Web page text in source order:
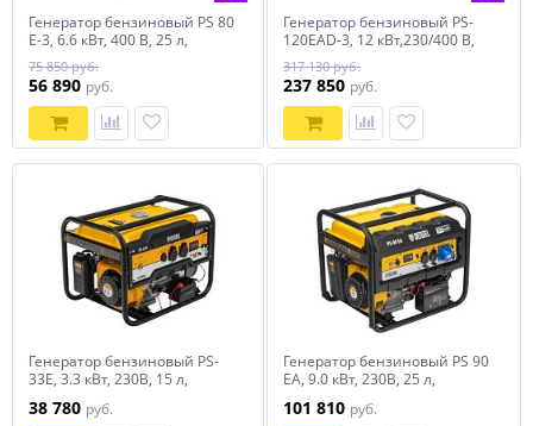
Генератор бензиновый PS 80
E-3, 6.6 кВт, 400 В, 25 л,
электростартер Denzel
75 850 руб.
56 890 руб.
Генератор бензиновый PS-
120EAD-3, 12 кВт,230/400 В,
40л, разъём
ATS,перекл.режима,эл.старт
Denzel
317 130 руб.
237 850 руб.
Генератор бензиновый PS-
33E, 3.3 кВт, 230В, 15 л,
38 780 руб.
Генератор бензиновый PS 90
EA, 9.0 кВт, 230В, 25 л,
электростартер Denzel
101 810 руб.